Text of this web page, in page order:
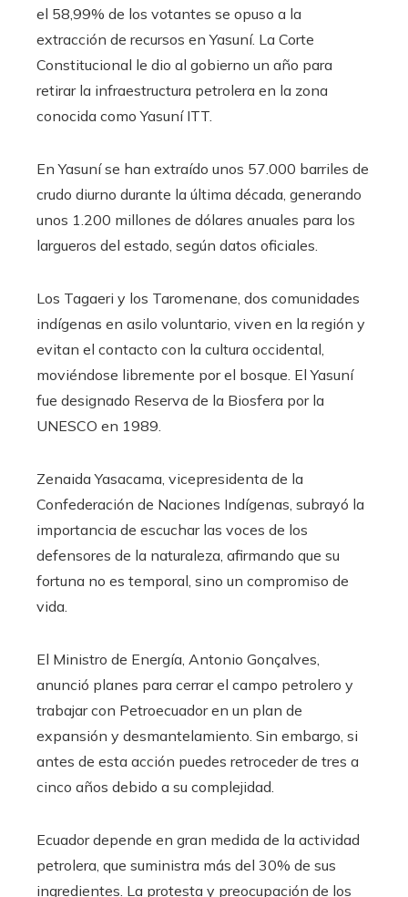
el 58,99% de los votantes se opuso a la
extracción de recursos en Yasuní. La Corte
Constitucional le dio al gobierno un año para
retirar la infraestructura petrolera en la zona
conocida como Yasuní ITT.
En Yasuní se han extraído unos 57.000 barriles de
crudo diurno durante la última década, generando
unos 1.200 millones de dólares anuales para los
largueros del estado, según datos oficiales.
Los Tagaeri y los Taromenane, dos comunidades
indígenas en asilo voluntario, viven en la región y
evitan el contacto con la cultura occidental,
moviéndose libremente por el bosque. El Yasuní
fue designado Reserva de la Biosfera por la
UNESCO en 1989.
Zenaida Yasacama, vicepresidenta de la
Confederación de Naciones Indígenas, subrayó la
importancia de escuchar las voces de los
defensores de la naturaleza, afirmando que su
fortuna no es temporal, sino un compromiso de
vida.
El Ministro de Energía, Antonio Gonçalves,
anunció planes para cerrar el campo petrolero y
trabajar con Petroecuador en un plan de
expansión y desmantelamiento. Sin embargo, si
antes de esta acción puedes retroceder de tres a
cinco años debido a su complejidad.
Ecuador depende en gran medida de la actividad
petrolera, que suministra más del 30% de sus
ingredientes. La protesta y preocupación de los